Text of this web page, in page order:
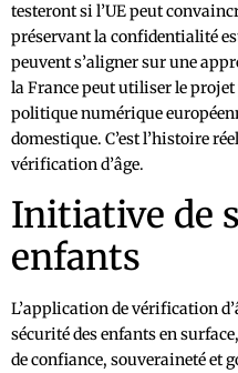
testeront si l’UE peut
préservant la confidentialité
peuvent s’aligner sur une
la France peut utiliser le
politique numérique
domestique. C’est l’histoire
vérification d’âge.
Initiative de
enfants
L’application de vérification
sécurité des enfants en
de confiance, souveraineté et